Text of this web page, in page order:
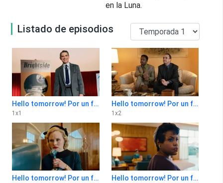
en la Luna.
Listado de episodios
Hello tomorrow! Por un futuro mejor 1x1
1 x1
Hello tomorrow! Por un futuro mejor 1x2
1 x2
Hello tomorrow! Por un futuro mejor 1x3 Hello tomorrow! Por un futuro mejor 1x4